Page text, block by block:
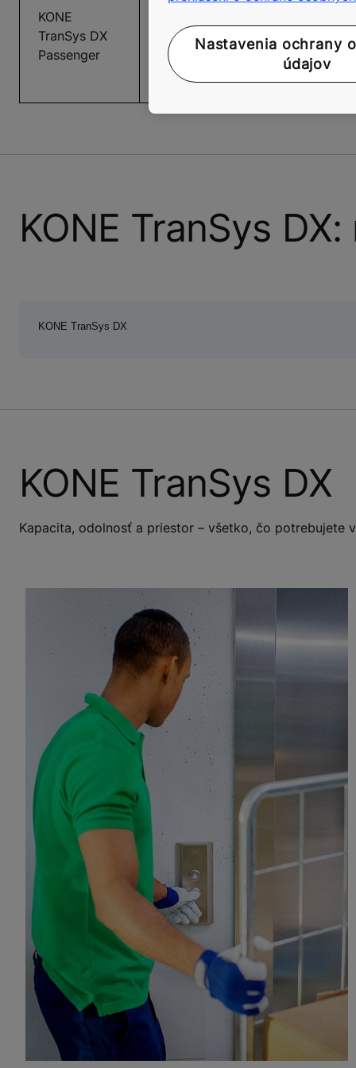
KONE
TranSys DX
Passenger
bez strojovne na veľkoobjemovú
prepravu osôb v
priemyselných a zdravotníckych
zariadeniach, kanceláriách a na
letiskách.
KONE TranSys
KONE TranSys DX
KONE TranSys DX
Kapacita, odolnosť a priestor – všetko, čo potrebujete
Nastavenia ochrany
údajov